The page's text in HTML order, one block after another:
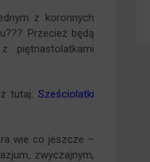
z koronnych
Przecież będą
piętnastolatkami
tutaj: Sześciolatki
wie co jeszcze –
zwyczajnym,